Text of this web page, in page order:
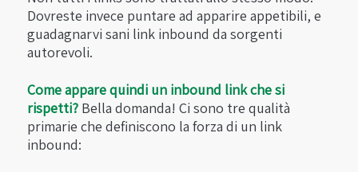
Dovreste invece puntare ad apparire appetibili, e
guadagnarvi sani link inbound da sorgenti
autorevoli.
Come appare quindi un inbound link che si
rispetti?Bella domanda! Ci sono tre qualità
primarie che definiscono la forza di un link
inbound: